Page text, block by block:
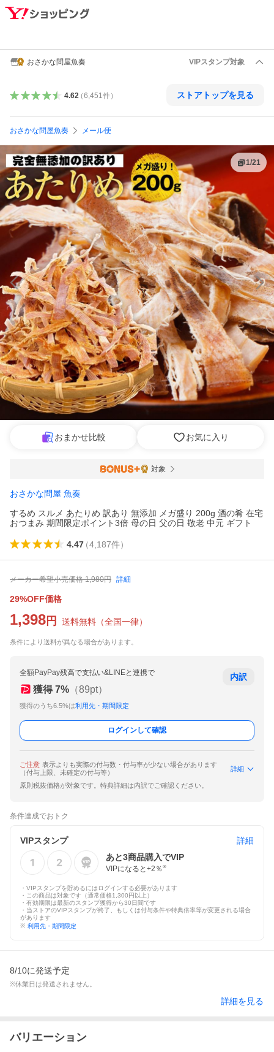
おさかな問屋魚奏 VIPスタンプ対象
4.62（6,451件） ストアトップを見る
おさかな問屋魚奏 メール便
1/21
おまかせ比較 お気に入り
対象
おさかな問屋 魚奏
するめ スルメ あたりめ 訳あり 無添加 メガ盛り 200g 酒の肴 在宅
おつまみ 期間限定ポイント3倍 母の日 父の日 敬老 中元 ギフト
4.47（4,187件）
メーカー希望小売価格 1,980円 詳細
29%OFF価格
1,398 円 送料無料 （全国一律）
条件により送料が異なる場合があります。
全額PayPay残高で支払い&LINEと連携で
獲得 7% （89pt）
獲得のうち6.5%は利用先・期間限定
内訳
ログインして確認
ご注意 表示よりも実際の付与数・付与率が少ない場合があります
（付与上限、未確定の付与等）
詳細
原則税抜価格が対象です。特典詳細は内訳でご確認ください。
条件達成でおトク
VIPスタンプ
詳細
あと3商品購入でVIP
VIPになると+2 ％ ※
・VIPスタンプを貯めるにはログインする必要があります
・この商品は対象です（通常価格1,300円以上）
・有効期限は最新のスタンプ獲得から30日間です
・当ストアのVIPスタンプが終了、もしくは付与条件や特典倍率等が変更される場合
があります
※ 利用先・期間限定
8/10に発送予定
※休業日は発送されません。
詳細を見る
バリエーション